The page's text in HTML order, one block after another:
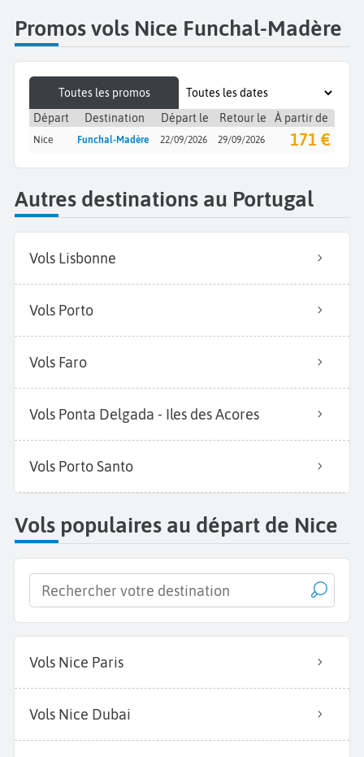
Promos vols Nice Funchal-Madère
Toutes les promos
Départ
Destination Départ le Retour le À partir de
Nice Funchal-Madère 22/09/2026 29/09/2026 171 €
Autres destinations au Portugal
Vols Lisbonne
Vols Porto
Vols Faro
Vols Ponta Delgada - Iles des Acores
Vols Porto Santo
Vols populaires au départ de Nice
Vols Nice Paris
Vols Nice Dubai